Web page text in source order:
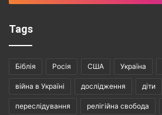
Tags
Біблія Росія США Україна
війна в Україні дослідження діти
переслідування релігійна свобода